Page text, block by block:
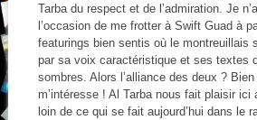
Tarba du respect et de l’admiration. Je
l’occasion de me frotter à Swift Guad à
featurings bien sentis où le montreuillais
par sa voix caractéristique et ses textes
sombres. Alors l’alliance des deux ?
m’intéresse ! Al Tarba nous fait plaisir
loin de ce qui se fait aujourd’hui dans le